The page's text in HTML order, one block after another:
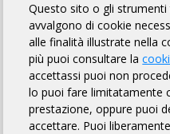
DAIRAGHESE
PROFILO EVENTI
PROFILO
Questo sito o gli
avvalgono di cookie
alle finalità illustrate nella
più puoi consultare la
accettassi puoi non
lo puoi fare limitatamente
prestazione, oppure puoi
accettare. Puoi